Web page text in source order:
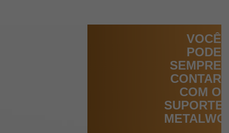
VOCÊ
PODE
SEMPRE
CONTAR
COM O
SUPORTE